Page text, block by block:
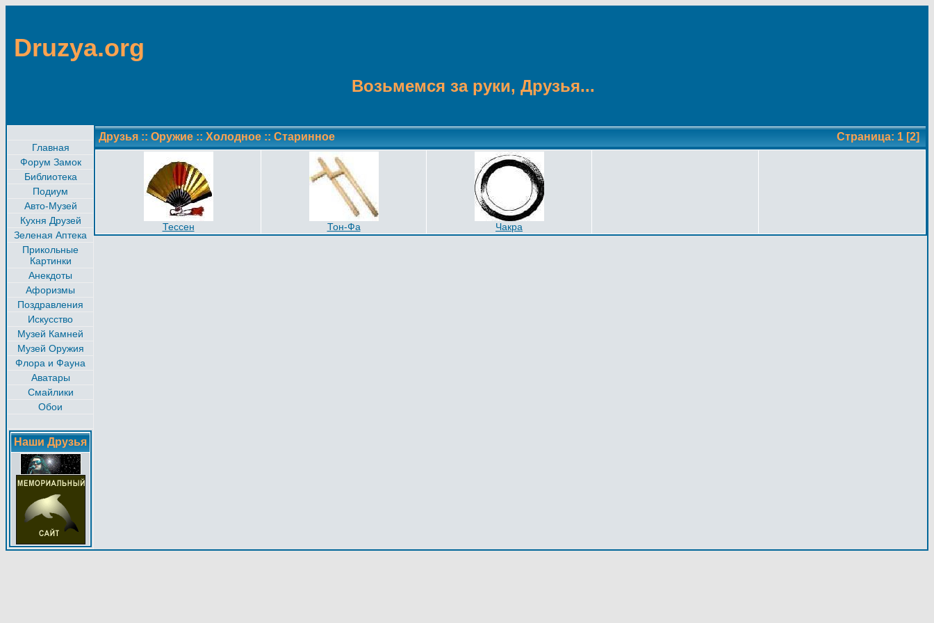
Druzya.org
Возьмемся за руки, Друзья...
Главная
Форум Замок
Библиотека
Подиум
Авто-Музей
Кухня Друзей
Зеленая Аптека
Прикольные
Картинки
Анекдоты
Афоризмы
Поздравления
Искусство
Музей Камней
Музей Оружия
Флора и Фауна
Аватары
Смайлики
Обои
Наши Друзья
Друзья :: Оружие :: Холодное :: Старинное Страница: 1 [2]
Тессен Тон-Фа Чакра